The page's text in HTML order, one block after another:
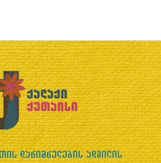
დანიშნულების ადგილის